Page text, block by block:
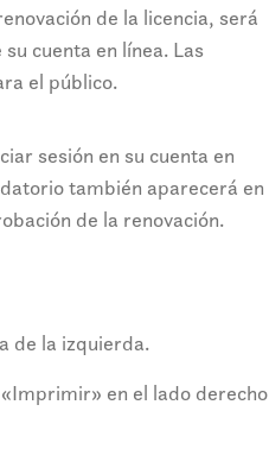
de la licencia, será
cuenta en línea. Las
el público.
sesión en su cuenta en
también aparecerá en
de la renovación.
de la izquierda.
en el lado derecho